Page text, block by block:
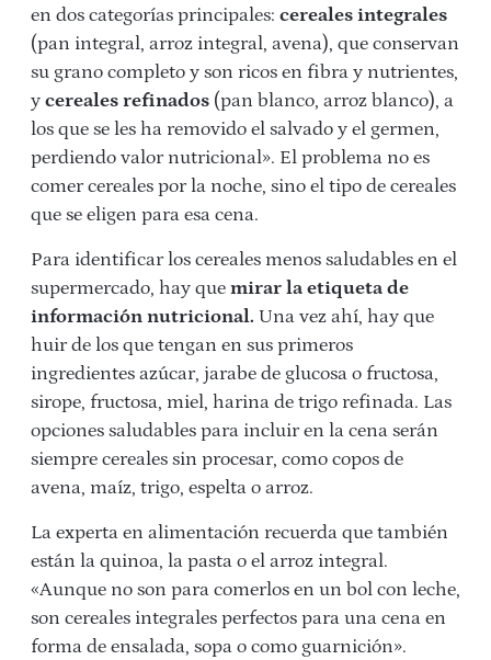
en dos categorías principales: cereales integrales
(pan integral, arroz integral, avena), que conservan
su grano completo y son ricos en fibra y nutrientes,
y cereales refinados (pan blanco, arroz blanco), a
los que se les ha removido el salvado y el germen,
perdiendo valor nutricional». El problema no es
comer cereales por la noche, sino el tipo de cereales
que se eligen para esa cena.
Para identificar los cereales menos saludables en el
supermercado, hay que mirar la etiqueta de
información nutricional. Una vez ahí, hay que
huir de los que tengan en sus primeros
ingredientes azúcar, jarabe de glucosa o fructosa,
sirope, fructosa, miel, harina de trigo refinada. Las
opciones saludables para incluir en la cena serán
siempre cereales sin procesar, como copos de
avena, maíz, trigo, espelta o arroz.
La experta en alimentación recuerda que también
están la quinoa, la pasta o el arroz integral.
«Aunque no son para comerlos en un bol con leche,
son cereales integrales perfectos para una cena en
forma de ensalada, sopa o como guarnición».